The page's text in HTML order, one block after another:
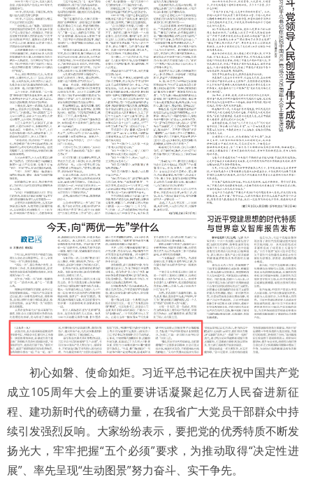
初心如磐、使命如炬。习近平总书记在庆祝中国共产党
成立105周年大会上的重要讲话凝聚起亿万人民奋进新征
程、建功新时代的磅礴力量，在我省广大党员干部群众中持
续引发强烈反响。大家纷纷表示，要把党的优秀特质不断发
扬光大，牢牢把握“五个必须”要求，为推动取得“决定性进
展”、率先呈现“生动图景”努力奋斗、实干争先。